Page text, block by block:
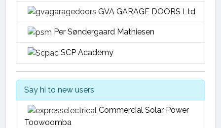
GVA GARAGE DOORS Ltd
Per Søndergaard Mathiesen
SCP Academy
Say hi to new users
Commercial Solar Power
Toowoomba